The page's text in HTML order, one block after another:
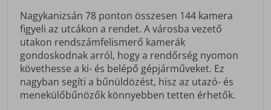
Nagykanizsán 78 ponton összesen 144 kamera
figyeli az utcákon a rendet. A városba vezető
utakon rendszámfelismerő kamerák
gondoskodnak arról, hogy a rendőrség nyomon
követhesse a ki- és belépő gépjárműveket. Ez
nagyban segíti a bűnüldözést, hisz az utazó- és
menekülőbűnözők könnyebben tetten érhetők.